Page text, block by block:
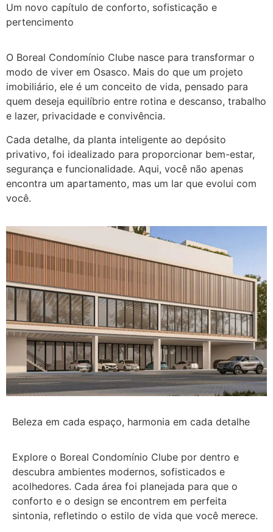
Um novo capítulo de conforto, sofisticação e
pertencimento
O Boreal Condomínio Clube nasce para transformar o
modo de viver em Osasco. Mais do que um projeto
imobiliário, ele é um conceito de vida, pensado para
quem deseja equilíbrio entre rotina e descanso, trabalho
e lazer, privacidade e convivência.
Cada detalhe, da planta inteligente ao depósito
privativo, foi idealizado para proporcionar bem-estar,
segurança e funcionalidade. Aqui, você não apenas
encontra um apartamento, mas um lar que evolui com
você.
Beleza em cada espaço, harmonia em cada detalhe
Explore o Boreal Condomínio Clube por dentro e
descubra ambientes modernos, sofisticados e
acolhedores. Cada área foi planejada para que o
conforto e o design se encontrem em perfeita
sintonia, refletindo o estilo de vida que você merece.